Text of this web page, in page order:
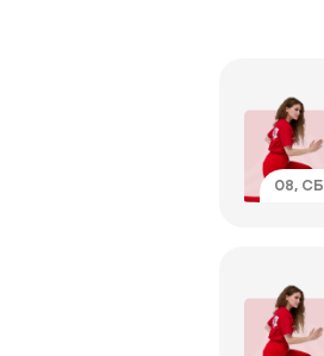
08, СБ